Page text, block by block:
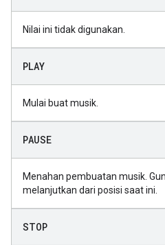
Nilai ini tidak digunakan.
PLAY
Mulai buat musik.
PAUSE
Menahan pembuatan musik.
melanjutkan dari posisi saat ini.
STOP